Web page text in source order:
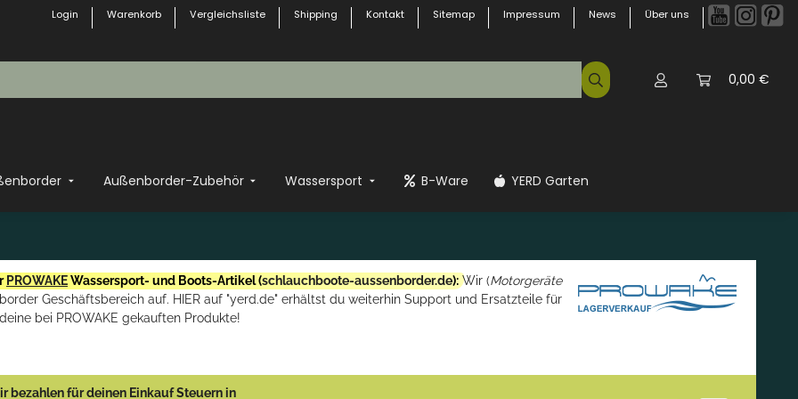
Login Warenkorb Vergleichsliste Shipping Kontakt Sitemap Impressum News Über uns
0,00 €
Außenborder-Zubehör Wassersport B-Ware YERD Garten
PROWAKEWassersport- und Boots-Artikel (schlauchboote-aussenborder.de): Wir (Motorgeräte
Geschäftsbereich auf. HIER auf "yerd.de" erhältst du weiterhin Support und Ersatzteile für
deine bei PROWAKE gekauften Produkte!
bezahlen für deinen Einkauf Steuern in